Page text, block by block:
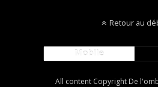
Retour au
Mobile
All content Copyright De